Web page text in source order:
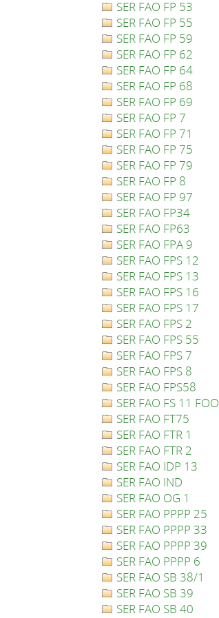
SER FAO FP 53
SER FAO FP 55
SER FAO FP 59
SER FAO FP 62
SER FAO FP 64
SER FAO FP 68
SER FAO FP 69
SER FAO FP 7
SER FAO FP 71
SER FAO FP 75
SER FAO FP 79
SER FAO FP 8
SER FAO FP 97
SER FAO FP34
SER FAO FP63
SER FAO FPA 9
SER FAO FPS 12
SER FAO FPS 13
SER FAO FPS 16
SER FAO FPS 17
SER FAO FPS 2
SER FAO FPS 55
SER FAO FPS 7
SER FAO FPS 8
SER FAO FPS58
SER FAO FS 11 FOO
SER FAO FT75
SER FAO FTR 1
SER FAO FTR 2
SER FAO IDP 13
SER FAO IND
SER FAO OG 1
SER FAO PPPP 25
SER FAO PPPP 33
SER FAO PPPP 39
SER FAO PPPP 6
SER FAO SB 38/1
SER FAO SB 39
SER FAO SB 40